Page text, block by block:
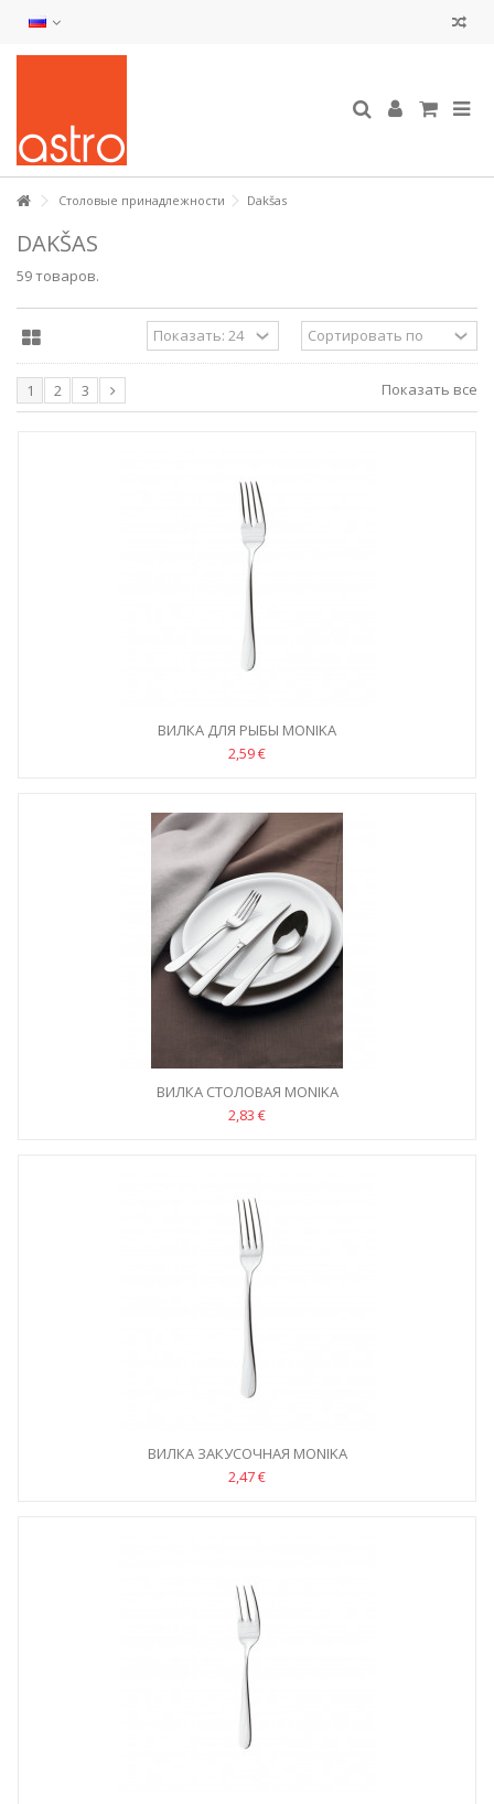
Столовые принадлежности Dakšas
DAKŠAS
59 товаров.
Показать все
1 2 3
ВИЛКА ДЛЯ РЫБЫ MONIKA
2,59 €
ВИЛКА СТОЛОВАЯ MONIKA
2,83 €
ВИЛКА ЗАКУСОЧНАЯ MONIKA
2,47 €